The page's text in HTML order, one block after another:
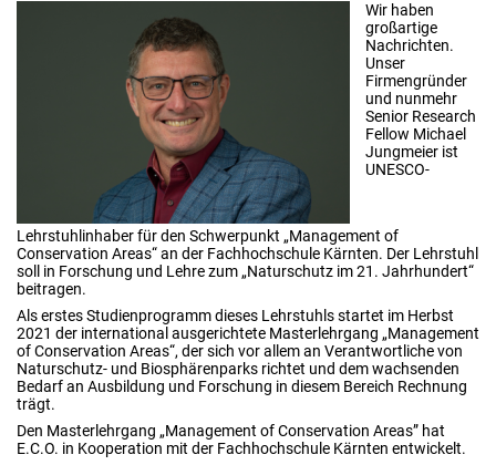
Wir haben
großartige
Nachrichten.
Unser
Firmengründer
und nunmehr
Senior Research
Fellow Michael
Jungmeier ist
UNESCO-
Lehrstuhlinhaber für den Schwerpunkt „Management of
Conservation Areas“ an der Fachhochschule Kärnten. Der Lehrstuhl
soll in Forschung und Lehre zum „Naturschutz im 21. Jahrhundert“
beitragen.
Als erstes Studienprogramm dieses Lehrstuhls startet im Herbst
2021 der international ausgerichtete Masterlehrgang „Management
of Conservation Areas“, der sich vor allem an Verantwortliche von
Naturschutz- und Biosphärenparks richtet und dem wachsenden
Bedarf an Ausbildung und Forschung in diesem Bereich Rechnung
trägt.
Den Masterlehrgang „Management of Conservation Areas” hat
E.C.O. in Kooperation mit der Fachhochschule Kärnten entwickelt.